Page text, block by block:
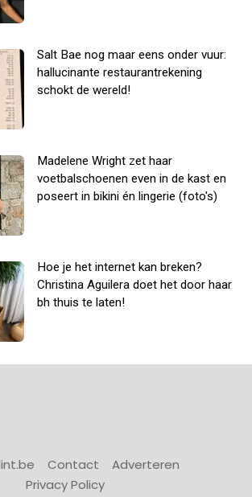
Salt Bae nog maar eens onder vuur:
hallucinante restaurantrekening
schokt de wereld!
Madelene Wright zet haar
voetbalschoenen even in de kast en
poseert in bikini én lingerie (foto's)
Hoe je het internet kan breken?
Christina Aguilera doet het door haar
bh thuis te laten!
Contact
Adverteren
Privacy Policy